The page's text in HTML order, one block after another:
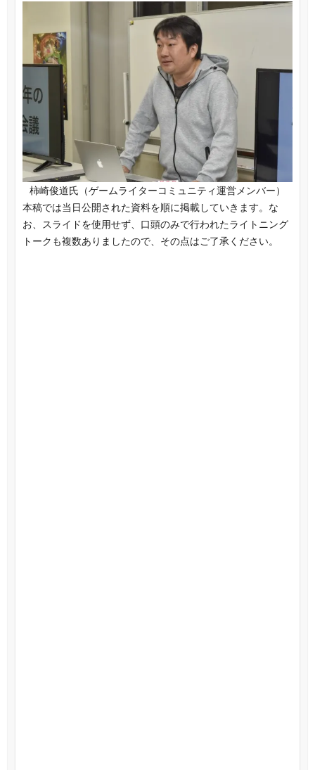
柿崎俊道氏（ゲームライターコミュニティ運営メンバー）
本稿では当日公開された資料を順に掲載していきます。な
お、スライドを使用せず、口頭のみで行われたライトニング
トークも複数ありましたので、その点はご了承ください。